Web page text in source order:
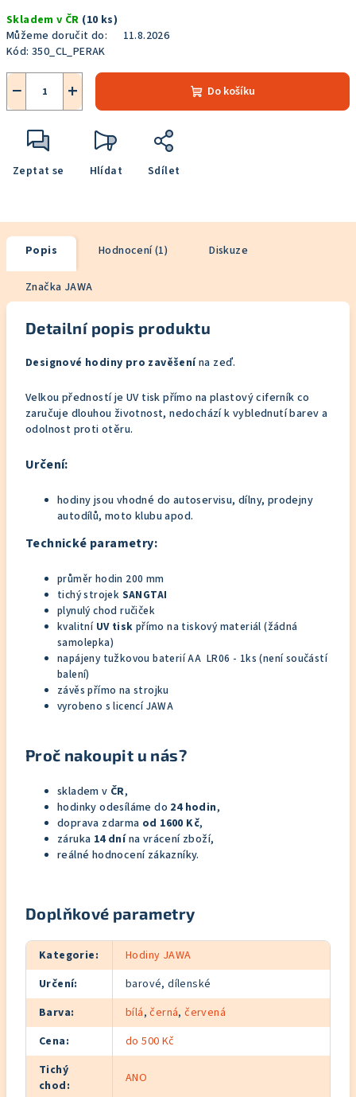
cena:
Skladem v ČR (10 ks)
Můžeme doručit do:
11.8.2026
Kód: 350_CL_PERAK
+
− Do košíku
Zeptat se Hlídat Sdílet
Popis Hodnocení (1) Diskuze
Značka JAWA
Detailní popis produktu
Designové hodiny pro zavěšenína zeď.
Velkou předností je UV tisk přímo na plastový ciferník co
zaručuje dlouhou životnost, nedochází k vyblednutí barev a
odolnost proti otěru.
Určení:
hodiny jsou vhodné do autoservisu, dílny, prodejny
autodílů, moto klubu apod.
Technické parametry:
průměr hodin 200 mm
tichý strojek SANGTAI
plynulý chod ručiček
kvalitní UV tisk přímo na tiskový materiál (žádná
samolepka)
napájeny tužkovou baterií AA LR06 - 1ks (není součástí
balení)
závěs přímo na strojku
vyrobeno s licencí JAWA
Proč nakoupit u nás?
skladem v ČR,
hodinky odesíláme do 24 hodin,
doprava zdarma od 1600 Kč,
záruka 14 dnína vrácení zboží,
reálné hodnocení zákazníky.
Doplňkové parametry
Kategorie:
Hodiny JAWA
Určení:
barové, dílenské
Barva: bílá,černá,červená
Cena:
do 500 Kč
Tichý
chod: ANO